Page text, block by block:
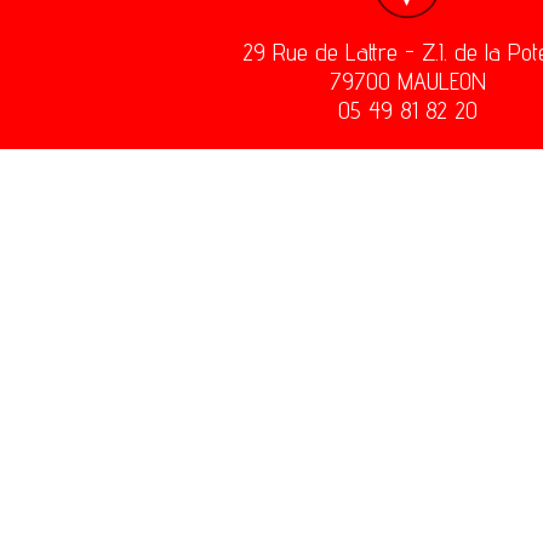
05 49 81 82 20
29 Rue de Lattre - Z.I. de la
79700 MAULEON